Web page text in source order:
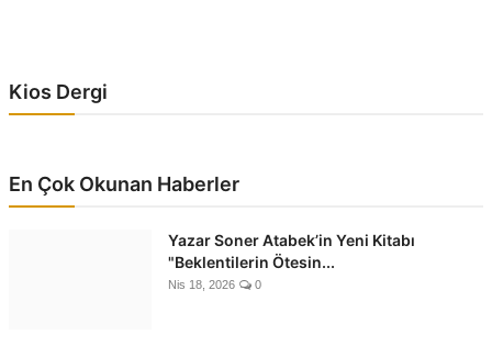
Kios Dergi
En Çok Okunan Haberler
Yazar Soner Atabek’in Yeni Kitabı
"Beklentilerin Ötesin...
Nis 18, 2026 0